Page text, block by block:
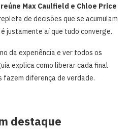
reúne Max Caulfield e Chloe Price
de decisões que se acumulam
justamente aí que tudo converge.
da experiência e ver todos os
explica como liberar cada final
diferença de verdade.
destaque